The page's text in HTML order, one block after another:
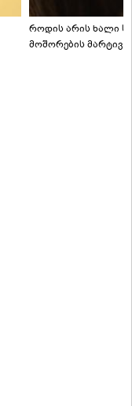
როდის არის ხალი
მოშორების